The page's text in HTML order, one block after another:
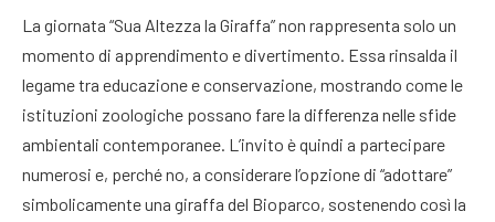
La giornata “Sua Altezza la Giraffa” non rappresenta solo un
momento di apprendimento e divertimento. Essa rinsalda il
legame tra educazione e conservazione, mostrando come le
istituzioni zoologiche possano fare la differenza nelle sfide
ambientali contemporanee. L’invito è quindi a partecipare
numerosi e, perché no, a considerare l’opzione di “adottare”
simbolicamente una giraffa del Bioparco, sostenendo così la